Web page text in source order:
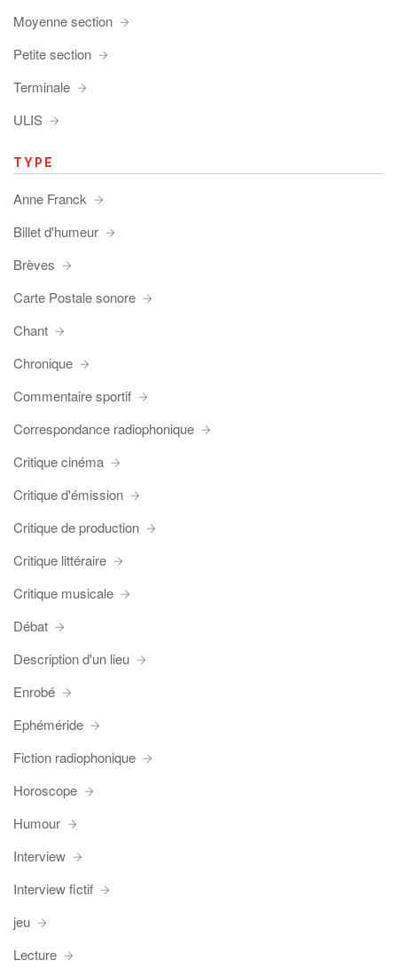
Moyenne section
Petite section
Terminale
ULIS
TYPE
Anne Franck
Billet d'humeur
Brèves
Carte Postale sonore
Chant
Chronique
Commentaire sportif
Correspondance radiophonique
Critique cinéma
Critique d'émission
Critique de production
Critique littéraire
Critique musicale
Débat
Description d'un lieu
Enrobé
Ephéméride
Fiction radiophonique
Horoscope
Humour
Interview
Interview fictif
jeu
Lecture